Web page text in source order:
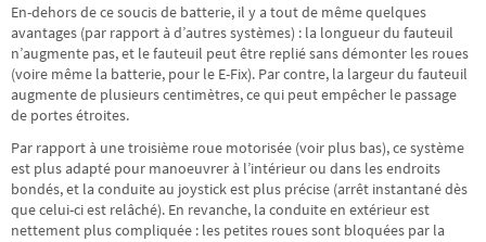
En-dehors de ce soucis de batterie, il y a tout de même quelques
avantages (par rapport à d’autres systèmes) : la longueur du fauteuil
n’augmente pas, et le fauteuil peut être replié sans démonter les roues
(voire même la batterie, pour le E-Fix). Par contre, la largeur du fauteuil
augmente de plusieurs centimètres, ce qui peut empêcher le passage
de portes étroites.
Par rapport à une troisième roue motorisée (voir plus bas), ce système
est plus adapté pour manoeuvrer à l’intérieur ou dans les endroits
bondés, et la conduite au joystick est plus précise (arrêt instantané dès
que celui-ci est relâché). En revanche, la conduite en extérieur est
nettement plus compliquée : les petites roues sont bloquées par la